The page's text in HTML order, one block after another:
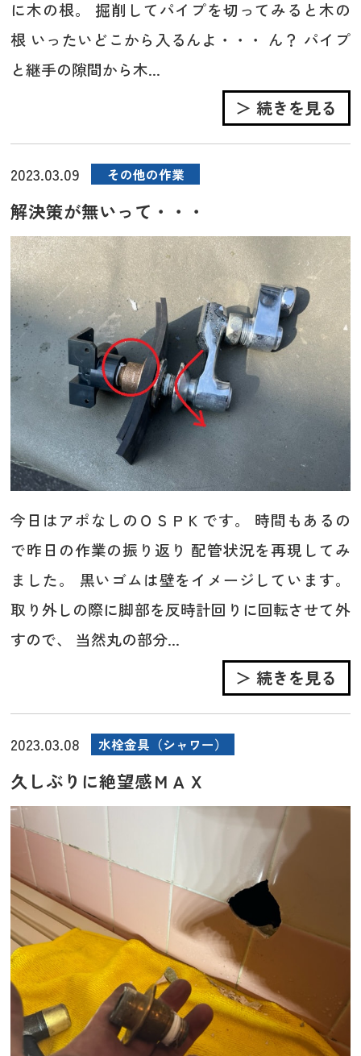
に木の根。 掘削してパイプを切ってみると木の
根 いったいどこから入るんよ・・・ ん？ パイプ
と継手の隙間から木...
＞ 続きを見る
2023.03.09 その他の作業
解決策が無いって・・・
今日はアポなしのＯＳＰＫです。 時間もあるの
で昨日の作業の振り返り 配管状況を再現してみ
ました。 黒いゴムは壁をイメージしています。
取り外しの際に脚部を反時計回りに回転させて外
すので、 当然丸の部分...
＞ 続きを見る
2023.03.08 水栓金具（シャワー）
久しぶりに絶望感ＭＡＸ